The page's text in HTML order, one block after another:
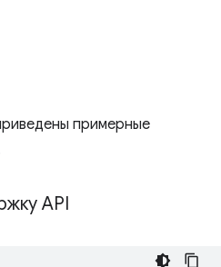
примерные
API